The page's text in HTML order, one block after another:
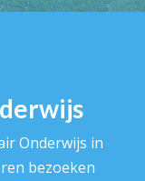
Onderwijs in
bezoeken